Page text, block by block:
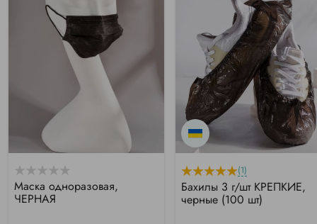
Маска одноразовая,
ЧЕРНАЯ
(1)
Бахилы 3 г/шт КРЕПКИЕ,
черные (100 шт)